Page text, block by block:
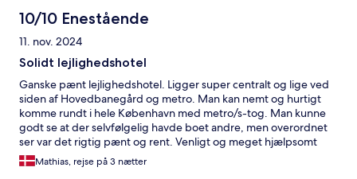
10/10 Enestående
11. nov. 2024
Solidt lejlighedshotel
Ganske pænt lejlighedshotel. Ligger super centralt og lige ved
siden af Hovedbanegård og metro. Man kan nemt og hurtigt
komme rundt i hele København med metro/s-tog. Man kunne
godt se at der selvfølgelig havde boet andre, men overordnet
ser var det rigtig pænt og rent. Venligt og meget hjælpsomt
personale. Vores 1-årlige gylpede på en af sengene, så sengetøj
skulle skiftes, det blev gjort hurtigt og uden beregning.
Mathias, rejse på 3 nætter